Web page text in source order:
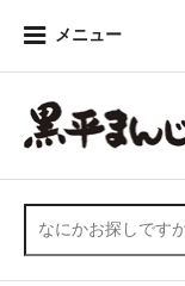
メニュー